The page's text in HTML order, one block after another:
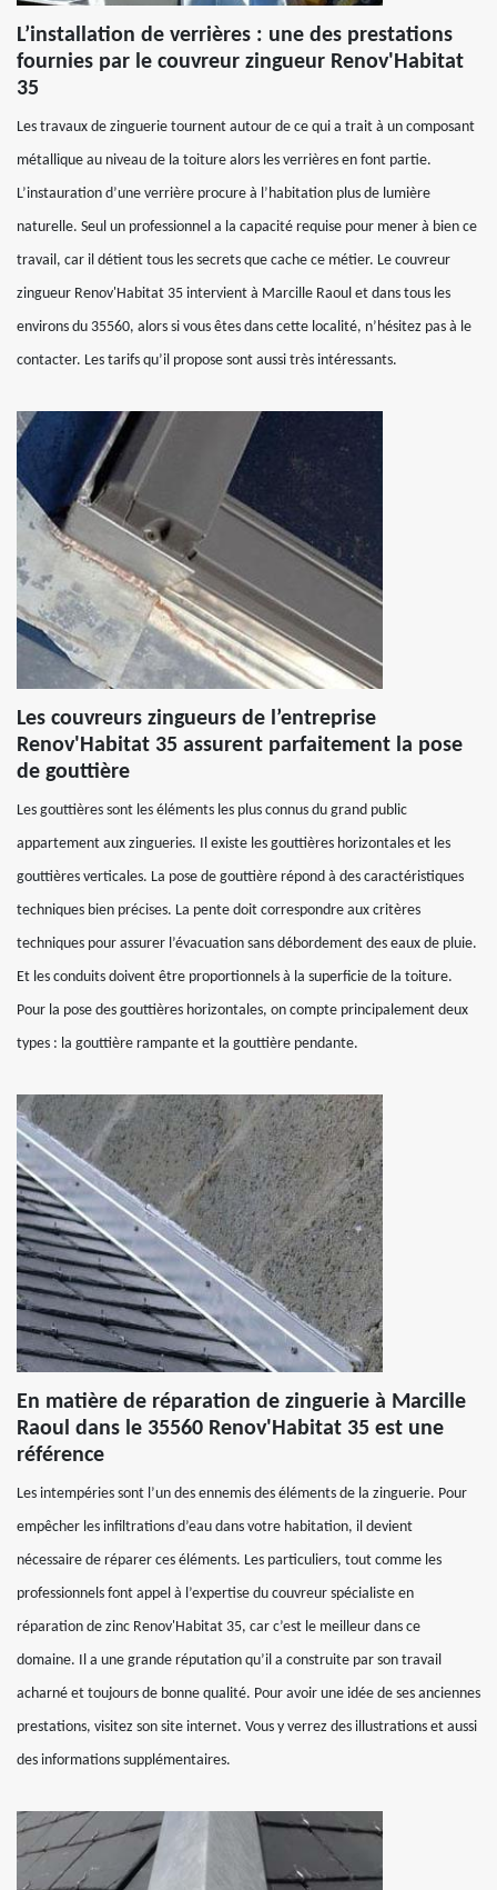
L’installation de verrières : une des prestations
fournies par le couvreur zingueur Renov'Habitat
35
Les travaux de zinguerie tournent autour de ce qui a trait à un composant
métallique au niveau de la toiture alors les verrières en font partie.
L’instauration d’une verrière procure à l’habitation plus de lumière
naturelle. Seul un professionnel a la capacité requise pour mener à bien ce
travail, car il détient tous les secrets que cache ce métier. Le couvreur
zingueur Renov'Habitat 35 intervient à Marcille Raoul et dans tous les
environs du 35560, alors si vous êtes dans cette localité, n’hésitez pas à le
contacter. Les tarifs qu’il propose sont aussi très intéressants.
Les couvreurs zingueurs de l’entreprise
Renov'Habitat 35 assurent parfaitement la pose
de gouttière
Les gouttières sont les éléments les plus connus du grand public
appartement aux zingueries. Il existe les gouttières horizontales et les
gouttières verticales. La pose de gouttière répond à des caractéristiques
techniques bien précises. La pente doit correspondre aux critères
techniques pour assurer l’évacuation sans débordement des eaux de pluie.
Et les conduits doivent être proportionnels à la superficie de la toiture.
Pour la pose des gouttières horizontales, on compte principalement deux
types : la gouttière rampante et la gouttière pendante.
En matière de réparation de zinguerie à Marcille
Raoul dans le 35560 Renov'Habitat 35 est une
référence
Les intempéries sont l’un des ennemis des éléments de la zinguerie. Pour
empêcher les infiltrations d’eau dans votre habitation, il devient
nécessaire de réparer ces éléments. Les particuliers, tout comme les
professionnels font appel à l’expertise du couvreur spécialiste en
réparation de zinc Renov'Habitat 35, car c’est le meilleur dans ce
domaine. Il a une grande réputation qu’il a construite par son travail
acharné et toujours de bonne qualité. Pour avoir une idée de ses anciennes
prestations, visitez son site internet. Vous y verrez des illustrations et aussi
des informations supplémentaires.